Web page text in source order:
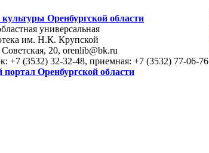
Оренбургской области
универсальная
им. Н.К. Крупской
Советская, 20, orenlib@bk.ru
+7 (3532) 32-32-48, приемная: +7 (3532) 77-06-76
Оренбургской области